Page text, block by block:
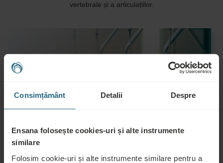
Consimțământ Detalii Despre
Ensana folosește cookies-uri și alte instrumente
similare
Folosim cookie-uri și alte instrumente similare pentru a
vertebrale și a articulațiilor.